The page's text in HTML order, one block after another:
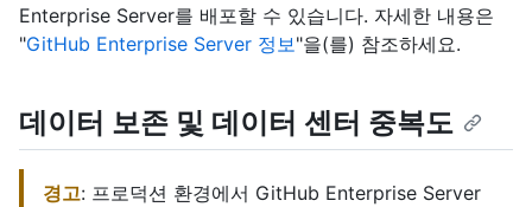
Enterprise Server를 배포할 수 있습니다. 자세한 내용은
"GitHub Enterprise Server 정보 "을(를) 참조하세요.
데이터 보존 및 데이터 센터 중복도
경고: 프로덕션 환경에서 GitHub Enterprise Server